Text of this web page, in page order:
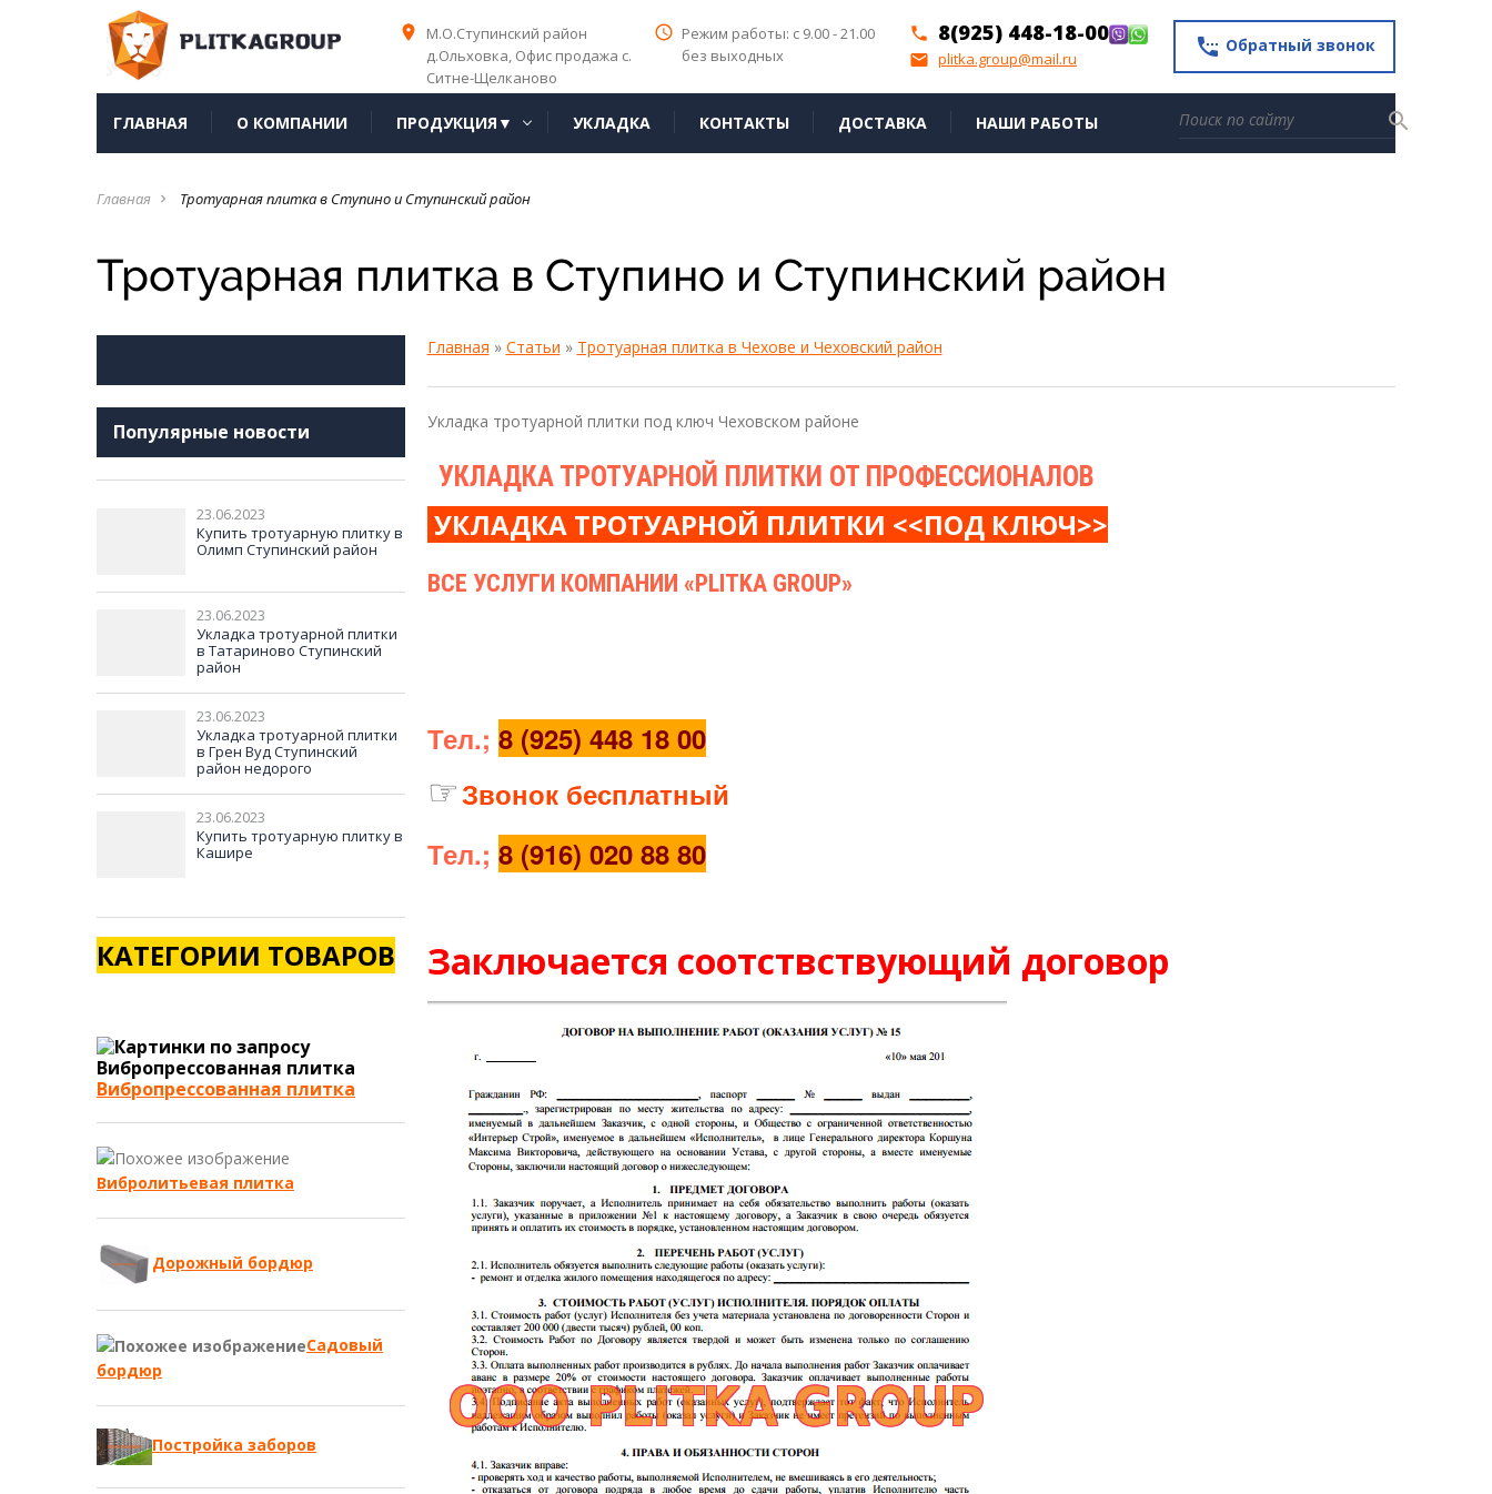
settings_phone Обратный звонок
place
М.О.Ступинский район
д.Ольховка,
place
Офис продажа с.
Ситне-Щелканово
access_time Режим работы: с 9.00 - 21.00
без выходных
phone 8(925) 448-18-00
email plitka.group@mail.ru
ГЛАВНАЯ О КОМПАНИИ ПРОДУКЦИЯ▼ УКЛАДКА КОНТАКТЫ ДОСТАВКА НАШИ РАБОТЫ search
Главная navigate_next Тротуарная плитка в Ступино и Ступинский район
Тротуарная плитка в Ступино и Ступинский район
Популярные новости
23.06.2023
Купить тротуарную плитку в
Олимп Ступинский район
23.06.2023
Укладка тротуарной плитки
в Татариново Ступинский
район
23.06.2023
Укладка тротуарной плитки
в Грен Вуд Ступинский
район недорого
23.06.2023
Купить тротуарную плитку в
Кашире
КАТЕГОРИИ ТОВАРОВ
Вибропрессованная плитка
Вибролитьевая плитка
Дорожный бордюр
Садовый
бордюр
Постройка заборов
Главная » Статьи » Тротуарная плитка в Чехове и Чеховский район
Укладка тротуарной плитки под ключ Чеховском районе
УКЛАДКА ТРОТУАРНОЙ ПЛИТКИ ОТ ПРОФЕССИОНАЛОВ
УКЛАДКА ТРОТУАРНОЙ ПЛИТКИ <<ПОД КЛЮЧ>>
ВСЕ УСЛУГИ КОМПАНИИ «PLITKA GROUP»
Тел.; 8 (925) 448 18 00
☞Звонок бесплатный
Тел.; 8 (916) 020 88 80
Заключается соотствствующий договор